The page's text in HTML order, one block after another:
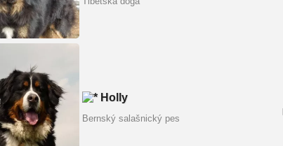
Holly
Bernský salašnický pes